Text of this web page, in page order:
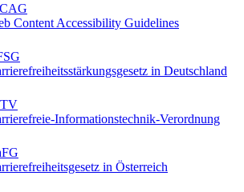
Content Accessibility Guidelines
in Deutschland
Informationstechnik-Verordnung
in Österreich